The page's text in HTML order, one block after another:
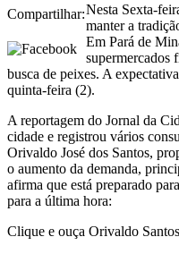
Compartilhar:Nesta Sexta-
manter a
Em Pará de
supermercados
busca de peixes. A
quinta-feira (2).
A reportagem do Jornal da
cidade e registrou vários
Orivaldo José dos Santos,
o aumento da demanda,
afirma que está preparado
para a última hora:
Clique e ouça Orivaldo Santos